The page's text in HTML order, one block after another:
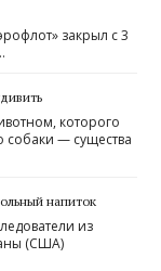
закрыл с 3
которого
собаки — существа
напиток
из
(США)